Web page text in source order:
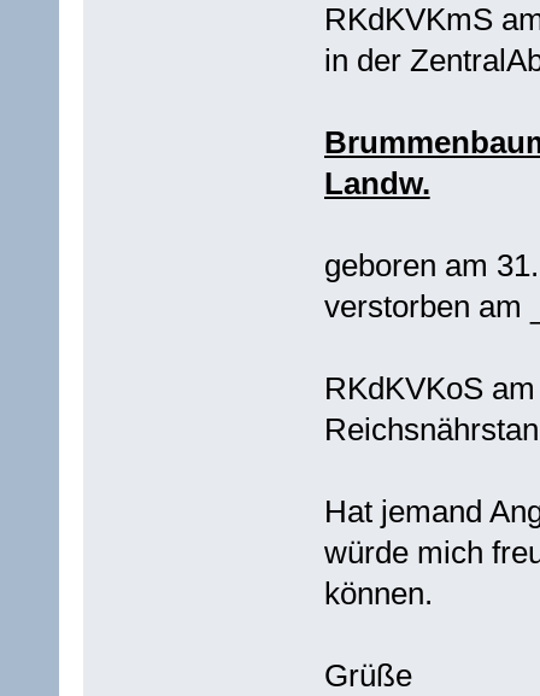
RKdKVKmS
in der
Landw.
geboren am
verstorben am
RKdKVKoS
Hat jemand
würde mich
können.
Grüße